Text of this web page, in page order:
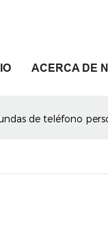
ACERCA DE
de teléfono